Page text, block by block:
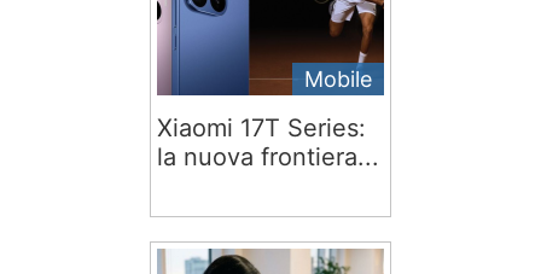
Mobile
Xiaomi 17T Series:
la nuova frontiera...